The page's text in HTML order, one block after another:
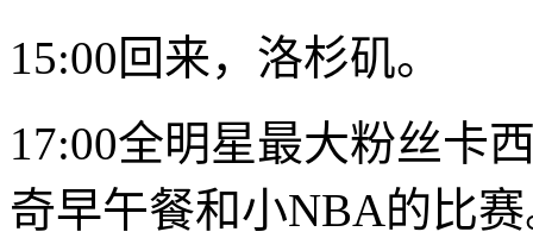
15:00回来，洛杉矶。
17:00全明星最大粉丝卡
奇早午餐和小NBA的比